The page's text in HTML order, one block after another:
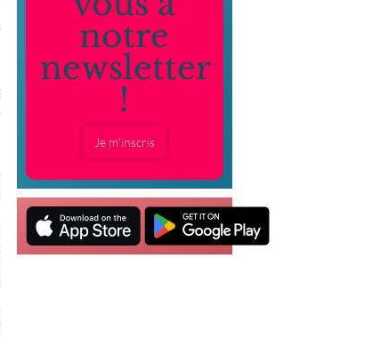
notre
newsletter
!
Je m'inscris